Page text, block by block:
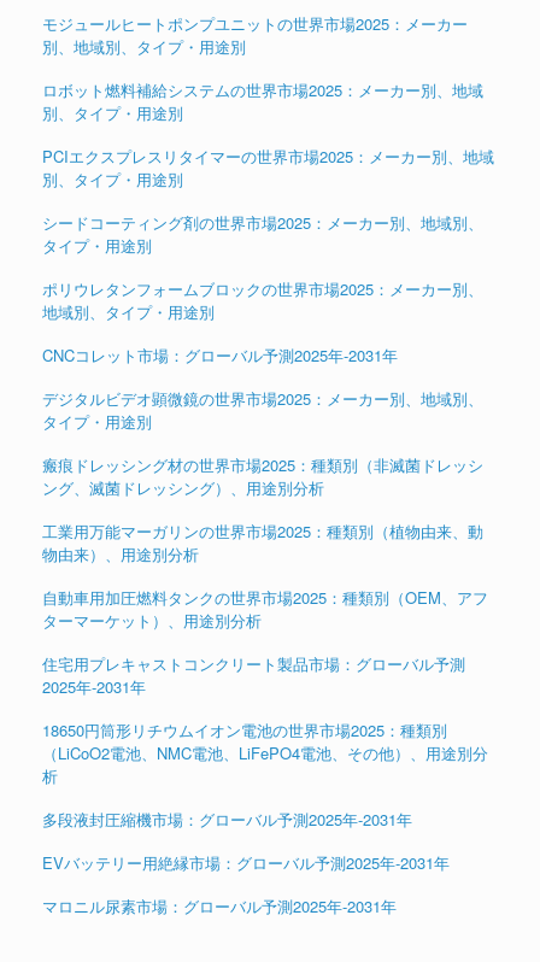
モジュールヒートポンプユニットの世界市場2025：メーカー
別、地域別、タイプ・用途別
ロボット燃料補給システムの世界市場2025：メーカー別、地域
別、タイプ・用途別
PCIエクスプレスリタイマーの世界市場2025：メーカー別、地域
別、タイプ・用途別
シードコーティング剤の世界市場2025：メーカー別、地域別、
タイプ・用途別
ポリウレタンフォームブロックの世界市場2025：メーカー別、
地域別、タイプ・用途別
CNCコレット市場：グローバル予測2025年-2031年
デジタルビデオ顕微鏡の世界市場2025：メーカー別、地域別、
タイプ・用途別
瘢痕ドレッシング材の世界市場2025：種類別（非滅菌ドレッシ
ング、滅菌ドレッシング）、用途別分析
工業用万能マーガリンの世界市場2025：種類別（植物由来、動
物由来）、用途別分析
自動車用加圧燃料タンクの世界市場2025：種類別（OEM、アフ
ターマーケット）、用途別分析
住宅用プレキャストコンクリート製品市場：グローバル予測
2025年-2031年
18650円筒形リチウムイオン電池の世界市場2025：種類別
（LiCoO2電池、NMC電池、LiFePO4電池、その他）、用途別分
析
多段液封圧縮機市場：グローバル予測2025年-2031年
EVバッテリー用絶縁市場：グローバル予測2025年-2031年
マロニル尿素市場：グローバル予測2025年-2031年